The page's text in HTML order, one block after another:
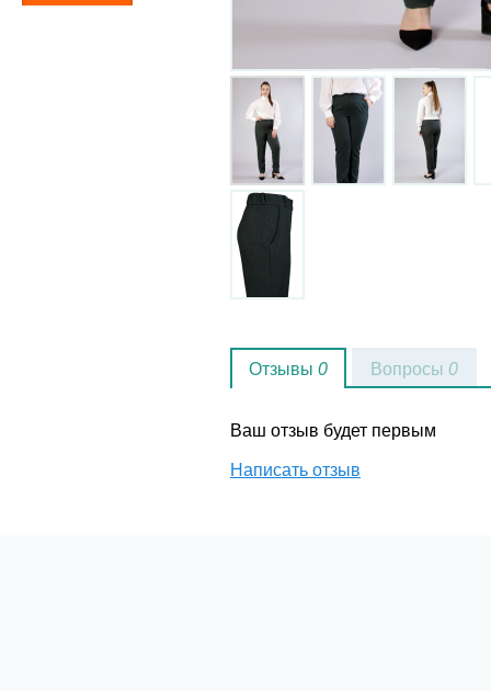
Отзывы 0
Ваш отзыв будет первым
Написать отзыв
Вопросы 0